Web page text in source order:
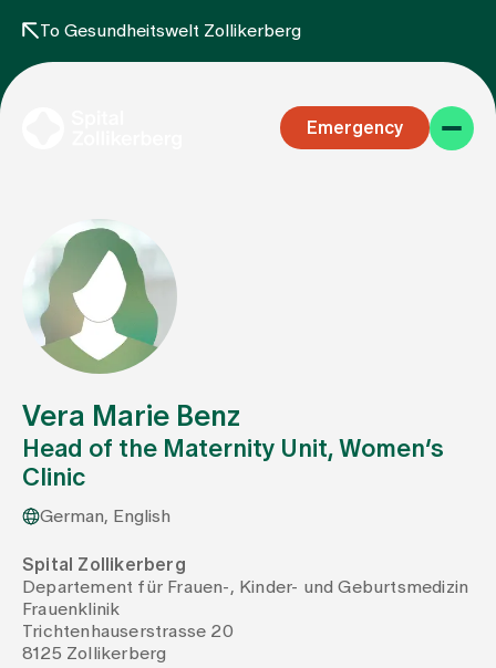
To Gesundheitswelt Zollikerberg
Emergency
Specialist areas
Stay
Team
Assigning
Events
Vera Marie Benz
Head of the Maternity Unit, Women’s
Clinic
German, English
Spital Zollikerberg
Departement für Frauen-, Kinder- und Geburtsmedizin
Frauenklinik
Trichtenhauserstrasse 20
8125 Zollikerberg